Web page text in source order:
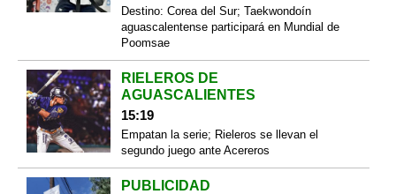
Destino: Corea del Sur; Taekwondoín
aguascalentense participará en Mundial de
Poomsae
RIELEROS DE
AGUASCALIENTES
15:19
Empatan la serie; Rieleros se llevan el
segundo juego ante Acereros
PUBLICIDAD